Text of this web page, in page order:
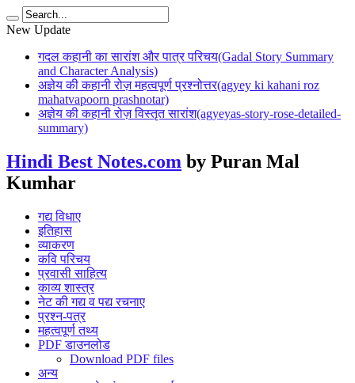
New Update
गदल कहानी का सारांश और पात्र परिचय(Gadal Story Summary
and Character Analysis)
अज्ञेय की कहानी रोज़ महत्वपूर्ण प्रश्नोत्तर(agyey ki kahani roz
mahatvapoorn prashnotar)
अज्ञेय की कहानी रोज़ विस्तृत सारांश(agyeyas-story-rose-detailed-
summary)
Hindi Best Notes.com by Puran Mal
Kumhar
गद्य विधाए
इतिहास
व्याकरण
कवि परिचय
प्रवासी साहित्य
काव्य शास्त्र
नेट की गद्य व पद्य रचनाए
प्रश्न-पत्र
महत्वपूर्ण तथ्य
PDF डाउनलोड
Download PDF files
अन्य